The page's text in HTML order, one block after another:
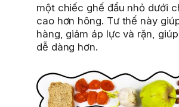
một chiếc ghế đẩu nhỏ dưới
cao hơn hông. Tư thế này
hàng, giảm áp lực và rặn,
dễ dàng hơn.